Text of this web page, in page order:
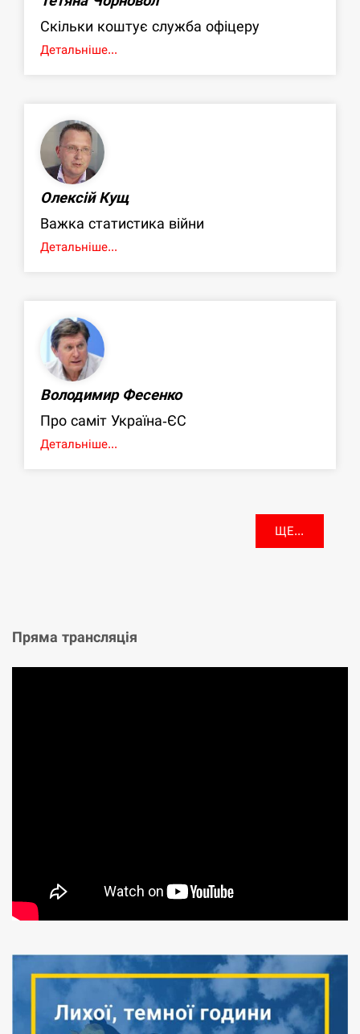
Скільки коштує служба офіцеру
Детальніше...
Олексій Кущ
Важка статистика війни
Детальніше...
Володимир Фесенко
Про саміт Україна-ЄС
Детальніше...
ЩЕ...
Пряма трансляція